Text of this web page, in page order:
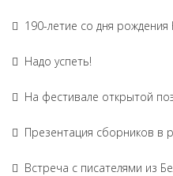
190-летие со дня
Надо успеть!
На фестивале открытой
Презентация сборников в
Встреча с писателями из